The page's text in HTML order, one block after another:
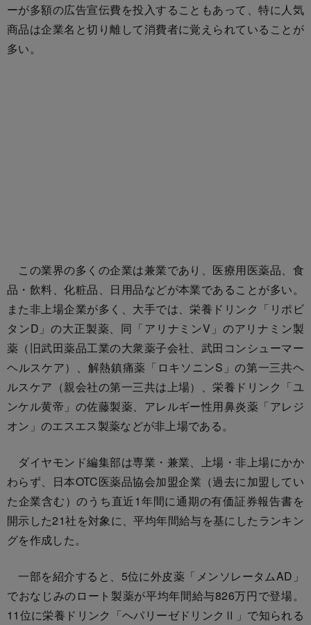
ーが多額の広告宣伝費を投入することもあって、特に人気
商品は企業名と切り離して消費者に覚えられていることが
多い。
この業界の多くの企業は兼業であり、医療用医薬品、食
品・飲料、化粧品、日用品などが本業であることが多い。
また非上場企業が多く、大手では、栄養ドリンク「リポビ
タンD」の大正製薬、同「アリナミンV」のアリナミン製
薬（旧武田薬品工業の大衆薬子会社、武田コンシューマー
ヘルスケア）、解熱鎮痛薬「ロキソニンS」の第一三共ヘ
ルスケア（親会社の第一三共は上場）、栄養ドリンク「ユ
ンケル黄帝」の佐藤製薬、アレルギー性用鼻炎薬「アレジ
オン」のエスエス製薬などが非上場である。
ダイヤモンド編集部は専業・兼業、上場・非上場にかか
わらず、日本OTC医薬品協会加盟企業（過去に加盟してい
た企業含む）のうち直近1年間に通期の有価証券報告書を
開示した21社を対象に、平均年間給与を基にしたランキン
グを作成した。
一部を紹介すると、5位に外皮薬「メンソレータムAD」
でおなじみのロート製薬が平均年間給与826万円で登場。
11位に栄養ドリンク「ヘパリーゼドリンクⅡ」で知られる